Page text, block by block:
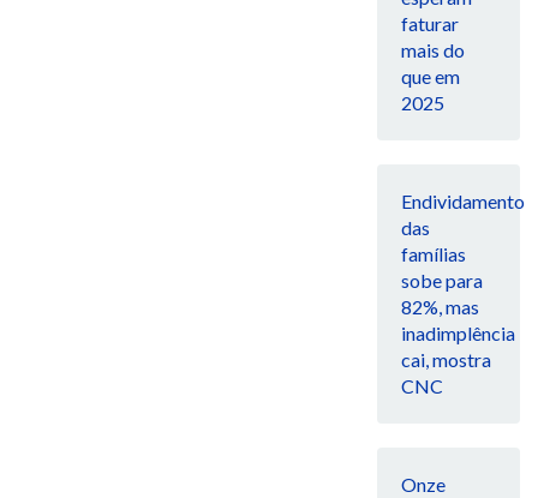
faturar
mais do
que em
2025
Endividamento
das
famílias
sobe para
82%, mas
inadimplência
cai, mostra
CNC
Onze